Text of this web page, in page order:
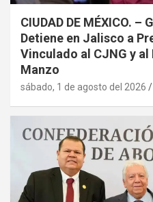
CIUDAD DE MÉXICO.
Detiene en Jalisco a
Vinculado al CJNG y
Manzo
sábado, 1 de agosto del 2026